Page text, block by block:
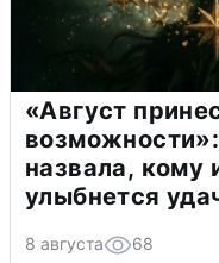
«Август
назвала, кому
улыбнется
8 августа 68